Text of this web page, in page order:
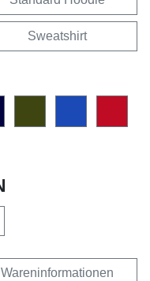
Sweatshirt
Wareninformationen